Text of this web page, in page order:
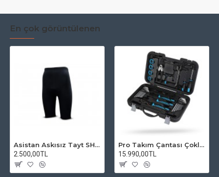
En çok görüntülenen
Asistan Askısız Tayt SH20 Pedli Siyah
2.500,00TL
Pro Takım Çantası Çoklu Tamir Seti
15.990,00TL